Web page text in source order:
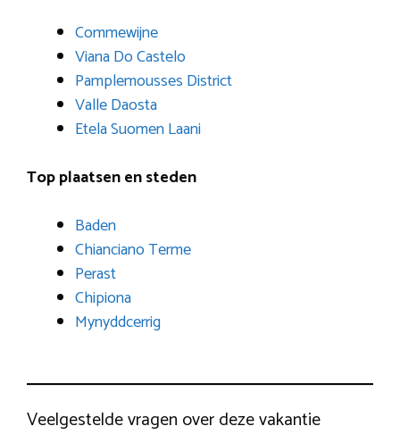
Commewijne
Viana Do Castelo
Pamplemousses District
Valle Daosta
Etela Suomen Laani
Top plaatsen en steden
Baden
Chianciano Terme
Perast
Chipiona
Mynyddcerrig
Veelgestelde vragen over deze vakantie